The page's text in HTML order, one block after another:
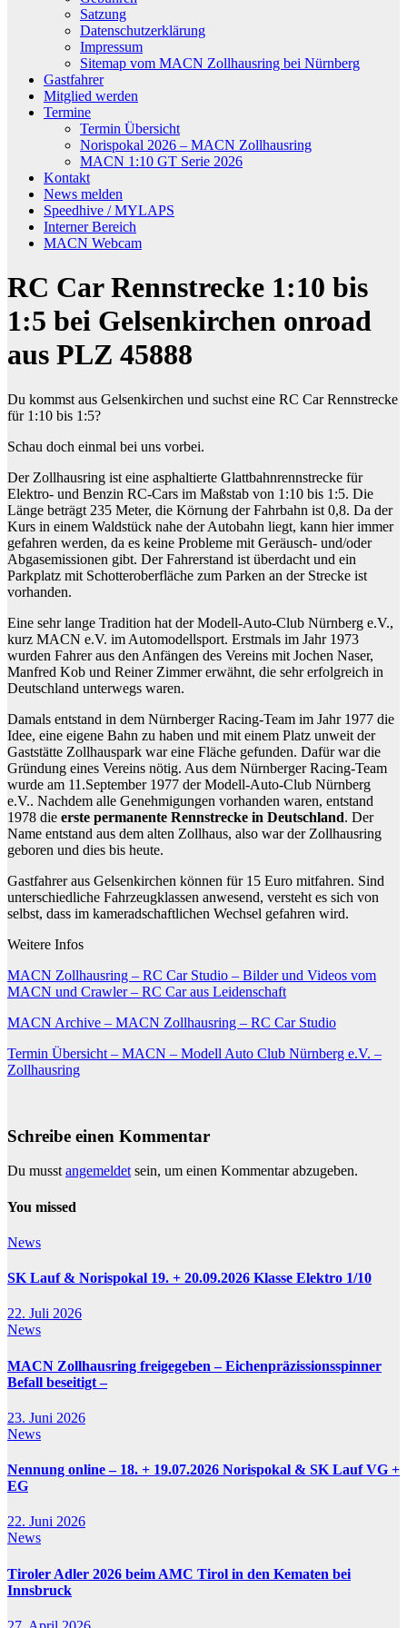
Satzung
Datenschutzerklärung
Impressum
Sitemap vom MACN Zollhausring bei Nürnberg
Gastfahrer
Mitglied werden
Termine
Termin Übersicht
Norispokal 2026 – MACN Zollhausring
MACN 1:10 GT Serie 2026
Kontakt
News melden
Speedhive / MYLAPS
Interner Bereich
MACN Webcam
RC Car Rennstrecke 1:10 bis
1:5 bei Gelsenkirchen onroad
aus PLZ 45888
Du kommst aus Gelsenkirchen und suchst eine RC Car Rennstrecke
für 1:10 bis 1:5?
Schau doch einmal bei uns vorbei.
Der Zollhausring ist eine asphaltierte Glattbahnrennstrecke für
Elektro- und Benzin RC-Cars im Maßstab von 1:10 bis 1:5. Die
Länge beträgt 235 Meter, die Körnung der Fahrbahn ist 0,8. Da der
Kurs in einem Waldstück nahe der Autobahn liegt, kann hier immer
gefahren werden, da es keine Probleme mit Geräusch- und/oder
Abgasemissionen gibt. Der Fahrerstand ist überdacht und ein
Parkplatz mit Schotteroberfläche zum Parken an der Strecke ist
vorhanden.
Eine sehr lange Tradition hat der Modell-Auto-Club Nürnberg e.V.,
kurz MACN e.V. im Automodellsport. Erstmals im Jahr 1973
wurden Fahrer aus den Anfängen des Vereins mit Jochen Naser,
Manfred Kob und Reiner Zimmer erwähnt, die sehr erfolgreich in
Deutschland unterwegs waren.
Damals entstand in dem Nürnberger Racing-Team im Jahr 1977 die
Idee, eine eigene Bahn zu haben und mit einem Platz unweit der
Gaststätte Zollhauspark war eine Fläche gefunden. Dafür war die
Gründung eines Vereins nötig. Aus dem Nürnberger Racing-Team
wurde am 11.September 1977 der Modell-Auto-Club Nürnberg
e.V.. Nachdem alle Genehmigungen vorhanden waren, entstand
1978 die erste permanente Rennstrecke in Deutschland. Der
Name entstand aus dem alten Zollhaus, also war der Zollhausring
geboren und dies bis heute.
Gastfahrer aus Gelsenkirchen können für 15 Euro mitfahren. Sind
unterschiedliche Fahrzeugklassen anwesend, versteht es sich von
selbst, dass im kameradschaftlichen Wechsel gefahren wird.
Weitere Infos
MACN Zollhausring – RC Car Studio – Bilder und Videos vom
MACN und Crawler – RC Car aus Leidenschaft
MACN Archive – MACN Zollhausring – RC Car Studio
Termin Übersicht – MACN – Modell Auto Club Nürnberg e.V. –
Zollhausring
Schreibe einen Kommentar
Du musst angemeldet sein, um einen Kommentar abzugeben.
You missed
News
SK Lauf & Norispokal 19. + 20.09.2026 Klasse Elektro 1/10
22. Juli 2026
News
MACN Zollhausring freigegeben – Eichenpräzissionsspinner
Befall beseitigt –
23. Juni 2026
News
Nennung online – 18. + 19.07.2026 Norispokal & SK Lauf VG +
EG
22. Juni 2026
News
Tiroler Adler 2026 beim AMC Tirol in den Kematen bei
Innsbruck